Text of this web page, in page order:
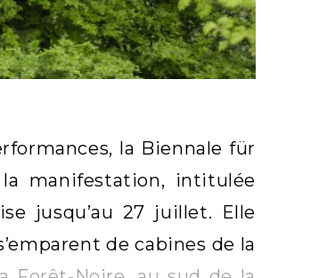
la Biennale für
manifestation, intitulée
jusqu’au 27 juillet. Elle
de cabines de la